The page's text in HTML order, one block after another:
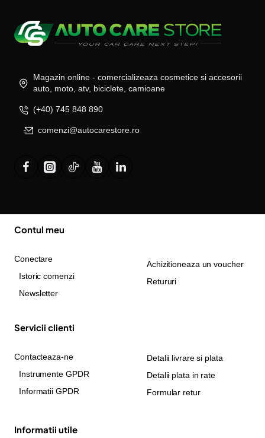
Magazin online - comercializeaza cosmetice si accesorii
auto, moto, atv, biciclete, camioane
(+40) 745 848 890
comenzi@autocarestore.ro
Contul meu
Conectare
Istoric comenzi
Newsletter
Achizitioneaza un voucher
Retururi
Servicii clienti
Contacteaza-ne
Instrumente GPDR
Informatii GPDR
Detalii livrare si plata
Detalii plata in rate
Formular retur
Informatii utile